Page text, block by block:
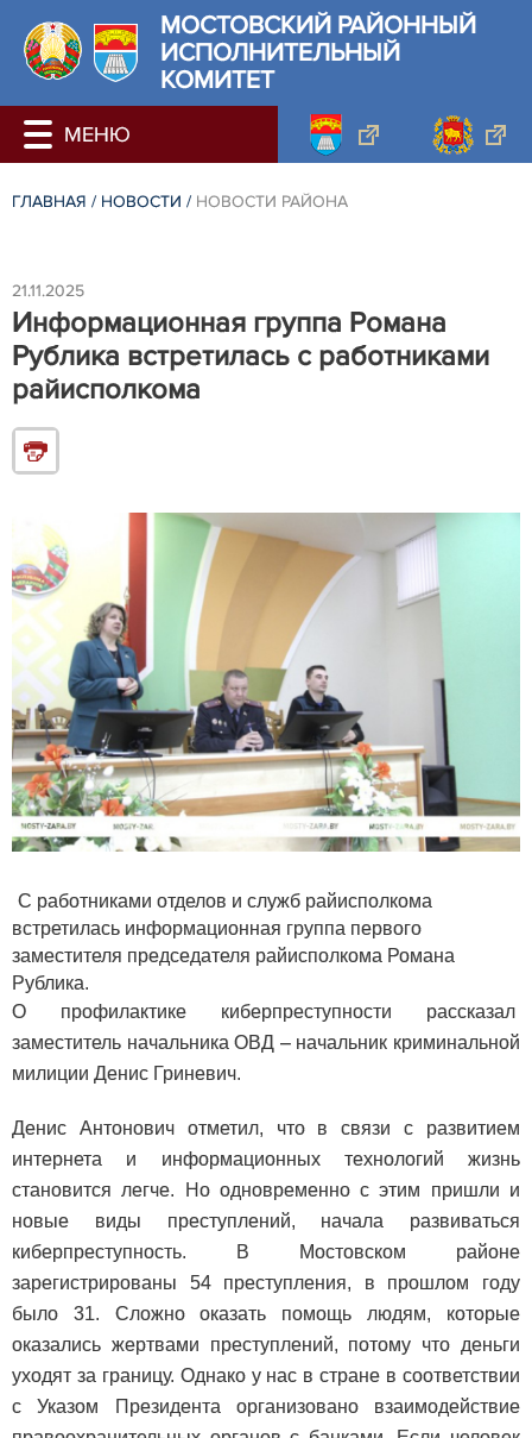
МОСТОВСКИЙ РАЙОННЫЙ
ИСПОЛНИТЕЛЬНЫЙ
КОМИТЕТ
ГЛАВНАЯ / НОВОСТИ / НОВОСТИ РАЙОНА
21.11.2025
Информационная группа Романа
Рублика встретилась с работниками
райисполкома
С работниками отделов и служб райисполкома
встретилась информационная группа первого
заместителя председателя райисполкома Романа
Рублика.
О профилактике киберпреступности рассказал
заместитель начальника ОВД – начальник криминальной
милиции Денис Гриневич.
Денис Антонович отметил, что в связи с развитием
интернета и информационных технологий жизнь
становится легче. Но одновременно с этим пришли и
новые виды преступлений, начала развиваться
киберпреступность. В Мостовском районе
зарегистрированы 54 преступления, в прошлом году
было 31. Сложно оказать помощь людям, которые
оказались жертвами преступлений, потому что деньги
уходят за границу. Однако у нас в стране в соответствии
с Указом Президента организовано взаимодействие